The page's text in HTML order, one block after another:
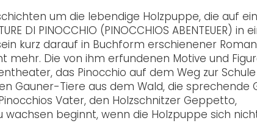
um die lebendige Holzpuppe, die auf
DI PINOCCHIO (PINOCCHIOS ABENTEUER) in
kurz darauf in Buchform erschienener
Die von ihm erfundenen Motive und
das Pinocchio auf dem Weg zur Schule
Gauner-Tiere aus dem Wald, die sprechende
Vater, den Holzschnitzer Geppetto,
beginnt, wenn die Holzpuppe sich